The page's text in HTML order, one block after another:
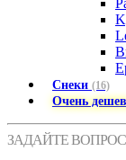
Снеки (16)
Очень
ЗАДАЙТЕ